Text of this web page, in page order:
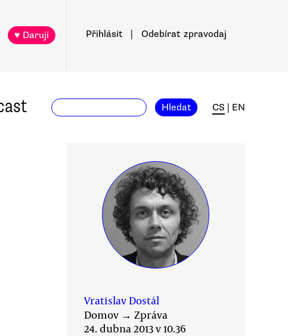
♥ Daruji Přihlásit Odebírat zpravodaj
Hledat CS EN
Vratislav Dostál
Domov → Zpráva
24. dubna 2013 v 10.36